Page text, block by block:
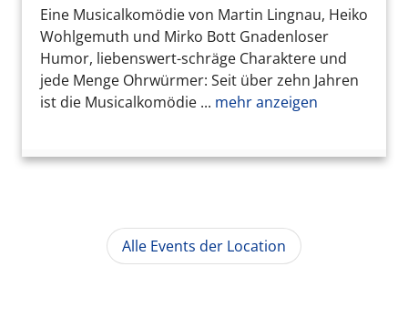
Eine Musicalkomödie von Martin Lingnau, Heiko
Wohlgemuth und Mirko Bott Gnadenloser
Humor, liebenswert-schräge Charaktere und
jede Menge Ohrwürmer: Seit über zehn Jahren
ist die Musicalkomödie ... mehr anzeigen
Alle Events der Location